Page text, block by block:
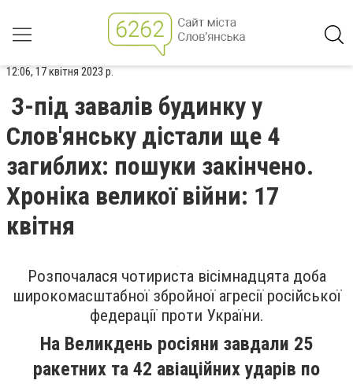
12:06, 17 квітня 2023 р.
З-під завалів будинку у
Слов'янську дістали ще 4
загиблих: пошуки закінчено.
Хроніка великої війни: 17
квітня
Розпочалася чотириста вісімнадцята доба
широкомасштабної збройної агресії російської
федерації проти України.
На Великдень росіяни завдали 25
ракетних та 42 авіаційних ударів по